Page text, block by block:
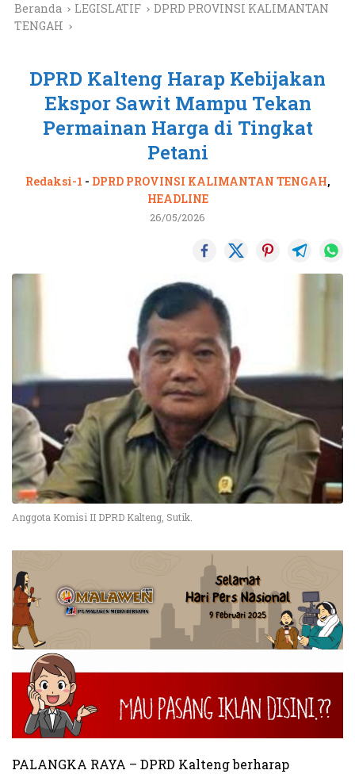
Beranda LEGISLATIF
DPRD PROVINSI KALIMANTAN
TENGAH
DPRD Kalteng Harap Kebijakan
Ekspor Sawit Mampu Tekan
Permainan Harga di Tingkat
Petani
Redaksi-1 - DPRD PROVINSI KALIMANTAN TENGAH,
HEADLINE
26/05/2026
Anggota Komisi II DPRD Kalteng, Sutik.
PALANGKA RAYA – DPRD Kalteng berharap